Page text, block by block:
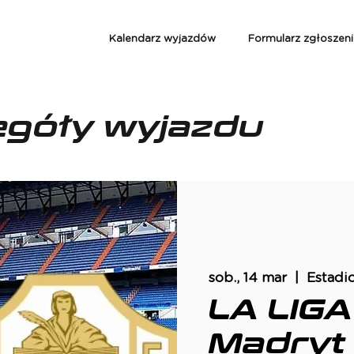
Kalendarz wyjazdów Formularz
wyjazdu
sob., 14 mar
  |
LA
Madryt